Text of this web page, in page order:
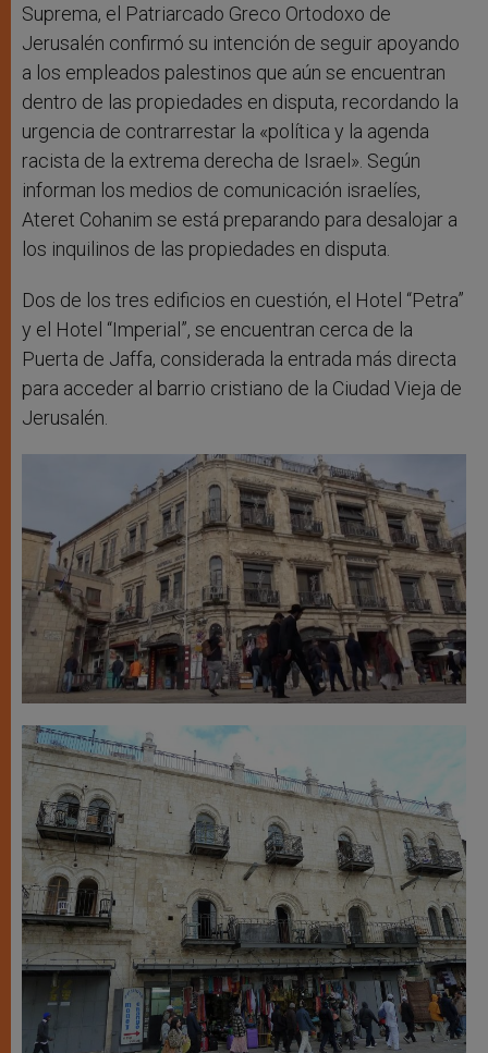
Suprema, el Patriarcado Greco Ortodoxo de
Jerusalén confirmó su intención de seguir apoyando
a los empleados palestinos que aún se encuentran
dentro de las propiedades en disputa, recordando la
urgencia de contrarrestar la «política y la agenda
racista de la extrema derecha de Israel». Según
informan los medios de comunicación israelíes,
Ateret Cohanim se está preparando para desalojar a
los inquilinos de las propiedades en disputa.
Dos de los tres edificios en cuestión, el Hotel “Petra”
y el Hotel “Imperial”, se encuentran cerca de la
Puerta de Jaffa, considerada la entrada más directa
para acceder al barrio cristiano de la Ciudad Vieja de
Jerusalén.